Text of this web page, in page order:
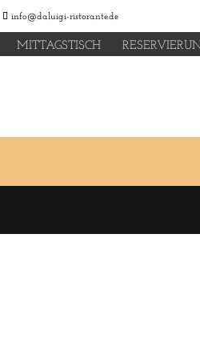
info@daluigi-ristorante.de
MITTAGSTISCH